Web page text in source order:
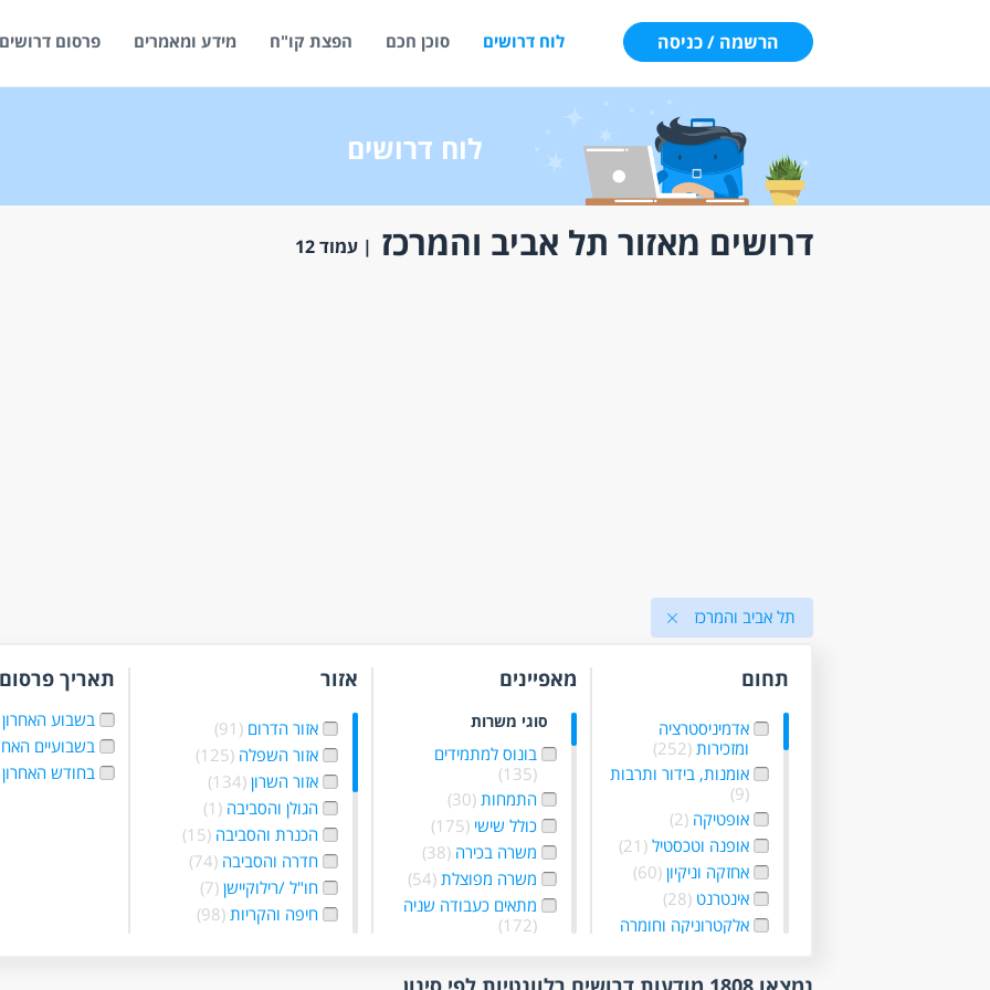
הרשמה / כניסה לוח דרושים סוכן חכם הפצת קו"ח מידע ומאמרים פרסום
לוח דרושים
דרושים מאזור תל אביב והמרכז | עמוד 12
תל אביב והמרכז
תחום
אדמיניסטרציה
ומזכירות (252)
אומנות, בידור ותרבות
(9)
אופטיקה (2)
אופנה וטכסטיל (21)
אחזקה וניקיון (60)
אינטרנט (28)
אלקטרוניקה וחומרה
מאפיינים
סוגי משרות
בונוס למתמידים
(135)
התמחות (30)
כולל שישי (175)
משרה בכירה (38)
משרה מפוצלת (54)
מתאים כעבודה שניה
(172)
עבודה בשעות
אזור
אזור הדרום (91)
אזור השפלה (125)
אזור השרון (134)
הגולן והסביבה (1)
הכנרת והסביבה (15)
חדרה והסביבה (74)
חו"ל /רילוקיישן (7)
חיפה והקריות (98)
תאריך פרסום
בשבוע האחרון
בשבועיים
בחודש האחרון